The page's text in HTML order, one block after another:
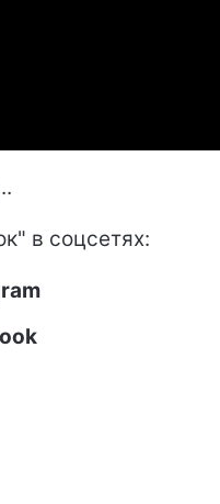
в соцсетях: